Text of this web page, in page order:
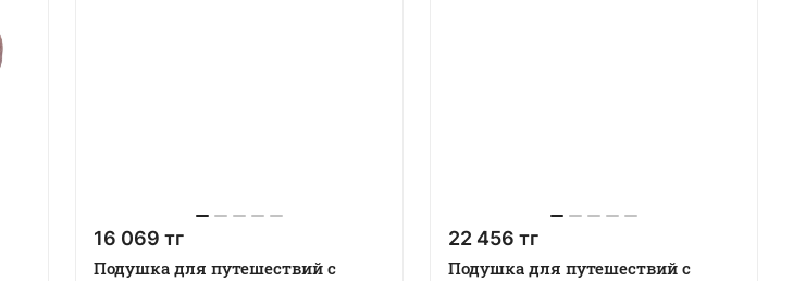
16 069 тг
Подушка для путешествий с
22 456 тг
Подушка для путешествий с